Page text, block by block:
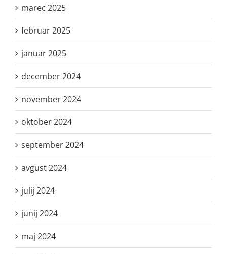
marec 2025
februar 2025
januar 2025
december 2024
november 2024
oktober 2024
september 2024
avgust 2024
julij 2024
junij 2024
maj 2024